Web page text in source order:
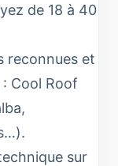
de 18 à 40
reconnues et
Cool Roof
sur